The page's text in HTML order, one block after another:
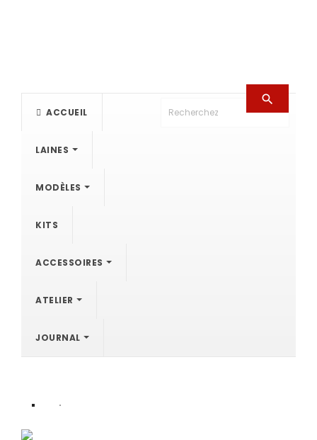
ACCUEIL
LAINES
MODÈLES
KITS
ACCESSOIRES
ATELIER
JOURNAL
